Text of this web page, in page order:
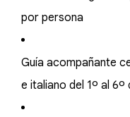
por persona
Guía acompañante
e italiano del 1º al 6º